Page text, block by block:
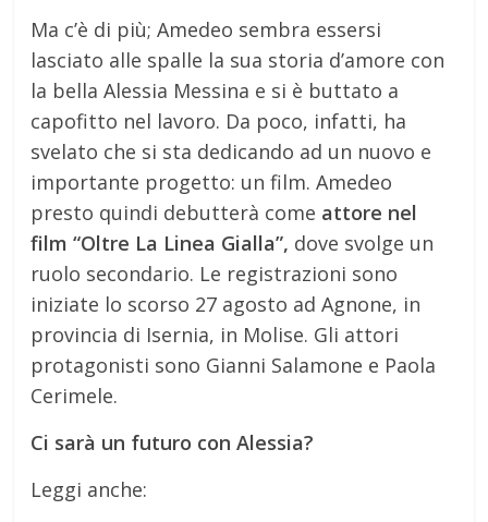
Ma c’è di più; Amedeo sembra essersi
lasciato alle spalle la sua storia d’amore con
la bella Alessia Messina e si è buttato a
capofitto nel lavoro. Da poco, infatti, ha
svelato che si sta dedicando ad un nuovo e
importante progetto: un film. Amedeo
presto quindi debutterà come attore nel
film “Oltre La Linea Gialla”, dove svolge un
ruolo secondario. Le registrazioni sono
iniziate lo scorso 27 agosto ad Agnone, in
provincia di Isernia, in Molise. Gli attori
protagonisti sono Gianni Salamone e Paola
Cerimele.
Ci sarà un futuro con Alessia?
Leggi anche: